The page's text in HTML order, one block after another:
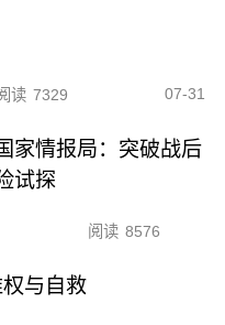
读 7329 07-31
家情报局：突破战后
试探
阅读 8576
与自救